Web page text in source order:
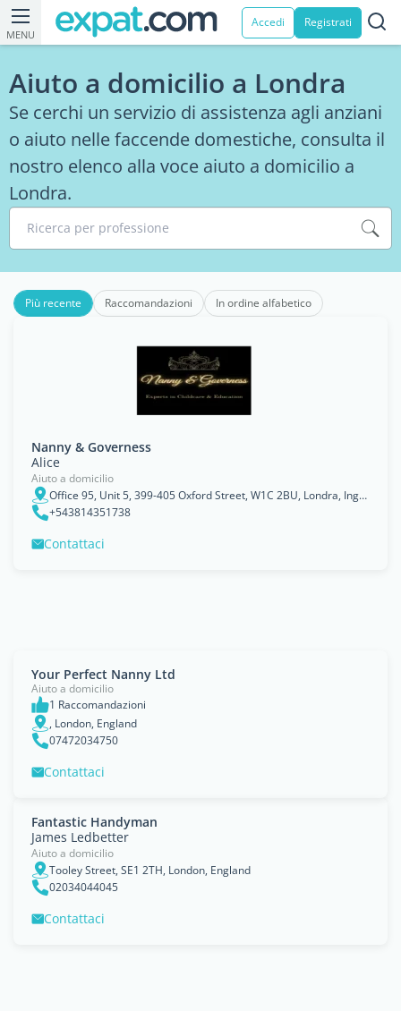
MENU
Accedi Registrati
Aiuto a domicilio a Londra
Se cerchi un servizio di assistenza agli anziani
o aiuto nelle faccende domestiche, consulta il
nostro elenco alla voce aiuto a domicilio a
Londra.
Ricerca per professione
Più recente Raccomandazioni In ordine alfabetico
Nanny & Governess
Alice
Aiuto a domicilio
Office 95, Unit 5, 399-405 Oxford Street, W1C 2BU, Londra, Inghilterra
+543814351738
Contattaci
Your Perfect Nanny Ltd
Aiuto a domicilio
1 Raccomandazioni
, London, England
07472034750
Contattaci
Fantastic Handyman
James Ledbetter
Aiuto a domicilio
Tooley Street, SE1 2TH, London, England
02034044045
Contattaci